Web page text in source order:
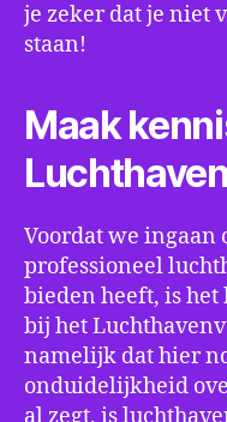
je zeker dat je niet
staan!
Maak
Voordat we ingaan
professioneel
bieden heeft, is het
bij het
namelijk dat hier
onduidelijkheid